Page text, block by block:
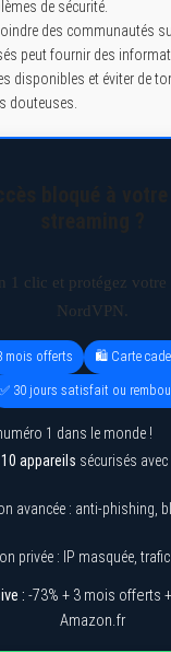
de sécurité.
des communautés
peut fournir des
disponibles et éviter de
douteuses.
1 clic et protégez
NordVPN.
mois offerts 🛍️ Carte
✅ 30 jours satisfait ou
1 dans le monde !
10 appareils sécurisés avec
avancée : anti-phishing,
privée : IP masquée,
: -73% + 3 mois offerts
Amazon.fr